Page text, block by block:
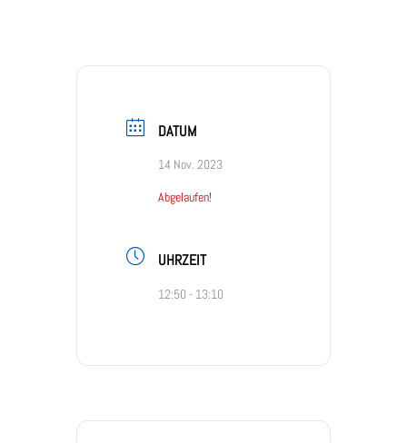
DATUM
14 Nov. 2023
Abgelaufen!
UHRZEIT
12:50 - 13:10